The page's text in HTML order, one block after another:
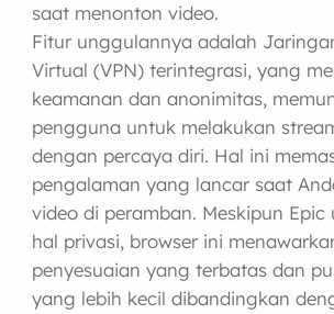
saat menonton video.
Fitur unggulannya adalah
Virtual (VPN) terintegrasi, yang
keamanan dan anonimitas,
pengguna untuk melakukan
dengan percaya diri. Hal ini
pengalaman yang lancar saat
video di peramban. Meskipun
hal privasi, browser ini
penyesuaian yang terbatas dan
yang lebih kecil dibandingkan